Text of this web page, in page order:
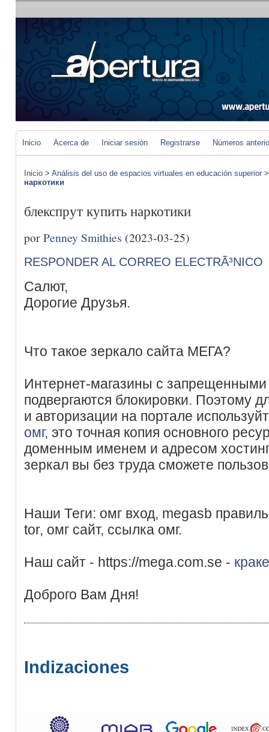
Inicio Acerca de Iniciar sesión Registrarse Números
Inicio > Análisis del uso de espacios virtuales en educación superior
наркотики
блекспрут купить наркотики
porPenney Smithies (2023-03-25)
RESPONDER AL CORREO ELECTRÃ³NICO
Салют,
Дорогие Друзья.
Что такое зеркало сайта МЕГА?
Интернет-магазины с запрещенными
подвергаются блокировки. Поэтому
и авторизации на портале
омг, это точная копия основного
доменным именем и адресом
зеркал вы без труда сможете
Наши Теги: омг вход, megasb
tor, омг сайт, ссылка омг.
Наш сайт - https://mega.com.se -
Доброго Вам Дня!
Indizaciones